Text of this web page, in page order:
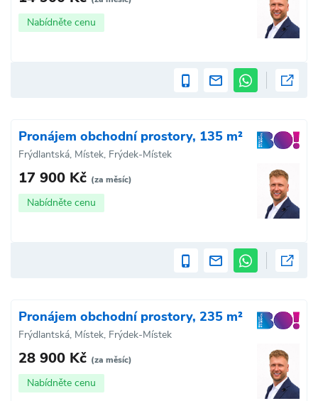
Nabídněte cenu
Pronájem obchodní prostory, 135 m²
Frýdlantská, Místek, Frýdek-Místek
17 900 Kč (za měsíc)
Nabídněte cenu
Pronájem obchodní prostory, 235 m²
Frýdlantská, Místek, Frýdek-Místek
28 900 Kč (za měsíc)
Nabídněte cenu